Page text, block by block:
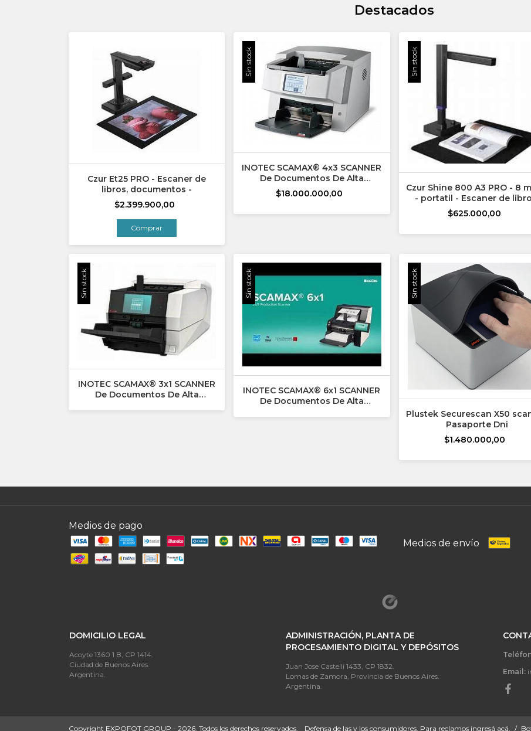
Destacados
Czur Et25 PRO - Escaner de
libros, documentos -
$2.399.900,00
Sin stock
INOTEC SCAMAX® 4x3 SCANNER
De Documentos De Alta
Velocidad - Poco Uso
$18.000.000,00
Sin stock
Czur Shine 800 A3 PRO - 8
- portatil - Escaner de
documentos -
$625.000,00
Sin stock
INOTEC SCAMAX® 3x1 SCANNER
De Documentos De Alta
Sin stock
INOTEC SCAMAX® 6x1 SCANNER
De Documentos De Alta
Sin stock
Plustek Securescan X50
Pasaporte Dni
$1.480.000,00
Medios de pago
Medios de envío
DOMICILIO LEGAL
Acoyte 1360 1 B, CP 1414.
Ciudad de Buenos Aires.
Argentina.
ADMINISTRACIÓN, PLANTA DE
PROCESAMIENTO DIGITAL Y DEPÓSITOS
Juan Jose Castelli 1433, CP 1832.
Lomas de Zamora, Provincia de Buenos Aires.
Argentina.
Email:
Copyright EXPOFOT GROUP - 2026. Todos los derechos reservados. Defensa de las y los consumidores. Para reclamos ingresá acá. /